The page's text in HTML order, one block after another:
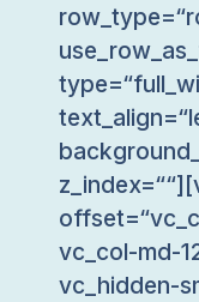
vc_col-